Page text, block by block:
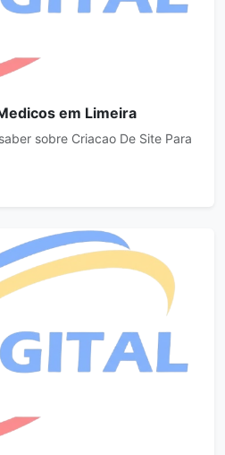
em Limeira
sobre Criacao De Site Para